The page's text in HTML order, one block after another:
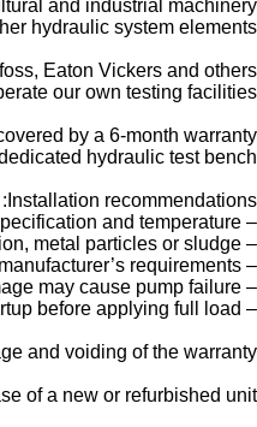
and industrial machinery.
hydraulic system elements.
Eaton Vickers and others.
our own testing facilities.
by a 6-month warranty.
hydraulic test bench.
Installation recommendations:
– Fill the pump with the correct hydraulic oil according to the recommended specification and temperature.
– Check the hydraulic system for contamination, metal particles or sludge.
– Replace all hydraulic filters with new ones, in line with the manufacturer’s requirements.
– Inspect hoses, valves and hydraulic connections – leaks or damage may cause pump failure.
– Properly bleed the system and perform initial startup before applying full load.
and voiding of the warranty.
of a new or refurbished unit.